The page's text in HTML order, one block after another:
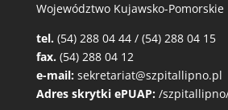
Województwo Kujawsko-Pomorskie
tel. (54) 288 04 44 / (54) 288 04 15
fax. (54) 288 04 12
e-mail: sekretariat@szpitallipno.pl
Adres skrytki ePUAP: /szpitallipno/